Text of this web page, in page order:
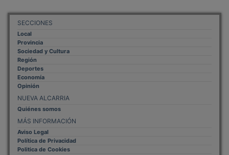
SECCIONES
Local
Provincia
Sociedad y Cultura
Región
Deportes
Economía
Opinión
NUEVA ALCARRIA
Quiénes somos
MÁS INFORMACIÓN
Aviso Legal
Política de Privacidad
Politica de Cookies
Mas informacion sobre las cookies